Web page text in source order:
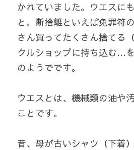
かれていました。ウエスに
と。断捨離といえば免罪符
さん買ってたくさん捨てる
クルショップに持ち込む…
のようでです。
ウエスとは、機械類の油や
ことです。
昔、母が古いシャツ（下着